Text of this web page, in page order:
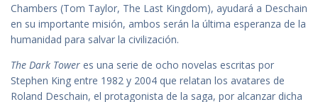
Chambers (Tom Taylor, The Last Kingdom), ayudará a Deschain
en su importante misión, ambos serán la última esperanza de la
humanidad para salvar la civilización.
The Dark Tower es una serie de ocho novelas escritas por
Stephen King entre 1982 y 2004 que relatan los avatares de
Roland Deschain, el protagonista de la saga, por alcanzar dicha